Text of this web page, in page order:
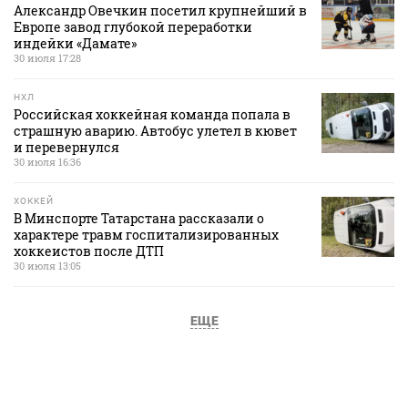
Александр Овечкин посетил крупнейший в
Европе завод глубокой переработки
индейки «Дамате»
30 июля 17:28
НХЛ
Российская хоккейная команда попала в
страшную аварию. Автобус улетел в кювет
и перевернулся
30 июля 16:36
ХОККЕЙ
В Минспорте Татарстана рассказали о
характере травм госпитализированных
хоккеистов после ДТП
30 июля 13:05
ЕЩЕ